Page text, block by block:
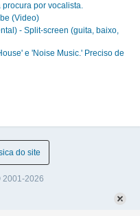
procura por vocalista.
(Video)
- Split-screen (guita, baixo,
e 'Noise Music.' Preciso de
do site
2001-2026